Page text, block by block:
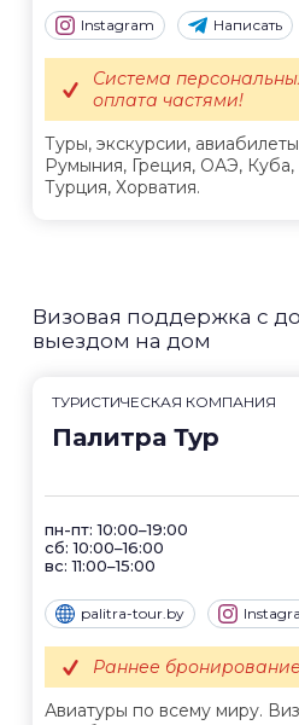
Instagram Написать
Туры, экскурсии,
Румыния, Греция, ОАЭ, Куба,
Турция, Хорватия.
Система
оплата частями!
Визовая поддержка с
выездом на дом
ТУРИСТИЧЕСКАЯ КОМПАНИЯ
Палитра Тур
пн-пт: 10:00–19:00
сб: 10:00–16:00
вс: 11:00–15:00
palitra-tour.by
Авиатуры по всему миру.
Раннее